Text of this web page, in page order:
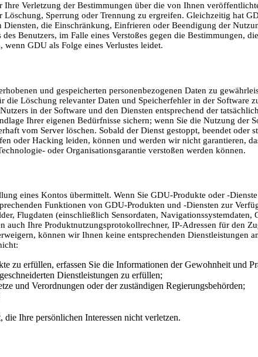
Verletzung der Bestimmungen über die von Ihnen
Sperrung oder Trennung zu ergreifen. Gleichzeitig hat
die Einschränkung, Einfrieren oder Beendigung der
Benutzers, im Falle eines Verstoßes gegen die Bestimmungen,
GDU als Folge eines Verlustes leidet.
und gespeicherten personenbezogenen Daten zu
Löschung relevanter Daten und Speicherfehler in der Software
in der Software und den Diensten entsprechend der
Ihrer eigenen Bedürfnisse sichern; wenn Sie die Nutzung der
vom Server löschen. Sobald der Dienst gestoppt, beendet
oder Hacking leiden, können und werden wir nicht garantieren,
oder Organisationsgarantie verstoßen werden können.
eines Kontos übermittelt. Wenn Sie GDU-Produkte oder -
Funktionen von GDU-Produkten und -Diensten zur
Flugdaten (einschließlich Sensordaten, Navigationssystemdaten,
Ihre Produktnutzungsprotokollrechner, IP-Adressen für den
können wir Ihnen keine entsprechenden Dienstleistungen
zu erfüllen, erfassen Sie die Informationen der Gewohnheit und
Dienstleistungen zu erfüllen;
und Verordnungen oder der zuständigen Regierungsbehörden;
Ihre persönlichen Interessen nicht verletzen.